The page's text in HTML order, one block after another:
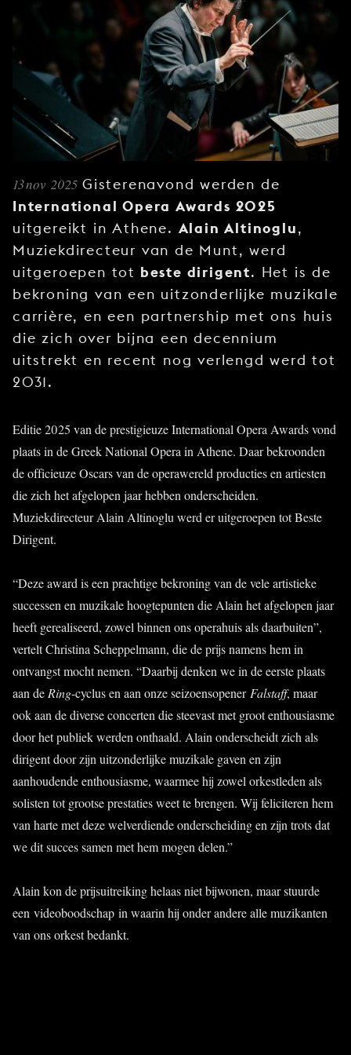
JONG
PUBLIEK
DE
MUNT
STEUN
ONS
13 nov 2025 Gisterenavond werden de
International Opera Awards 2025
uitgereikt in Athene. Alain Altinoglu,
Muziekdirecteur van de Munt, werd
uitgeroepen tot beste dirigent. Het is de
bekroning van een uitzonderlijke muzikale
carrière, en een partnership met ons huis
die zich over bijna een decennium
uitstrekt en recent nog verlengd werd tot
2031.
Editie 2025 van de prestigieuze International Opera Awards vond
plaats in de Greek National Opera in Athene. Daar bekroonden
de officieuze Oscars van de operawereld producties en artiesten
die zich het afgelopen jaar hebben onderscheiden.
Muziekdirecteur Alain Altinoglu werd er uitgeroepen tot Beste
Dirigent.
“Deze award is een prachtige bekroning van de vele artistieke
successen en muzikale hoogtepunten die Alain het afgelopen jaar
heeft gerealiseerd, zowel binnen ons operahuis als daarbuiten”,
vertelt Christina Scheppelmann, die de prijs namens hem in
ontvangst mocht nemen. “Daarbij denken we in de eerste plaats
aan deRing-cyclus en aan onze seizoensopenerFalstaff, maar
ook aan de diverse concerten die steevast met groot enthousiasme
door het publiek werden onthaald. Alain onderscheidt zich als
dirigent door zijn uitzonderlijke muzikale gaven en zijn
aanhoudende enthousiasme, waarmee hij zowel orkestleden als
solisten tot grootse prestaties weet te brengen. Wij feliciteren hem
van harte met deze welverdiende onderscheiding en zijn trots dat
we dit succes samen met hem mogen delen.”
Alain kon de prijsuitreiking helaas niet bijwonen, maar stuurde
een videoboodschap in waarin hij onder andere alle muzikanten
van ons orkest bedankt.